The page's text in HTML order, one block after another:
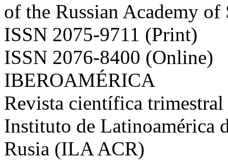
of the Russian Academy
ISSN 2075-9711 (Print)
ISSN 2076-8400 (Online)
IBEROAMÉRICA
Revista científica
Instituto de Latinoamérica
Rusia (ILA ACR)